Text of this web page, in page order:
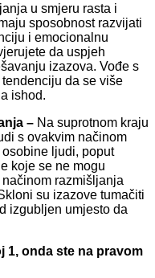
u smjeru rasta i
sposobnost razvijati
i emocionalnu
da uspjeh
izazova. Vođe s
da se više
ishod.
– Na suprotnom kraju
s ovakvim načinom
ljudi, poput
koje se ne mogu
razmišljanja
su izazove tumačiti
izgubljen umjesto da
1, onda ste na pravom